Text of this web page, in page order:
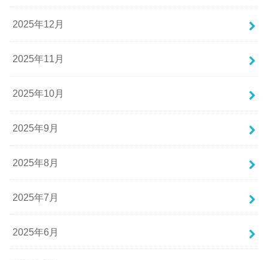
2025年12月
2025年11月
2025年10月
2025年9月
2025年8月
2025年7月
2025年6月